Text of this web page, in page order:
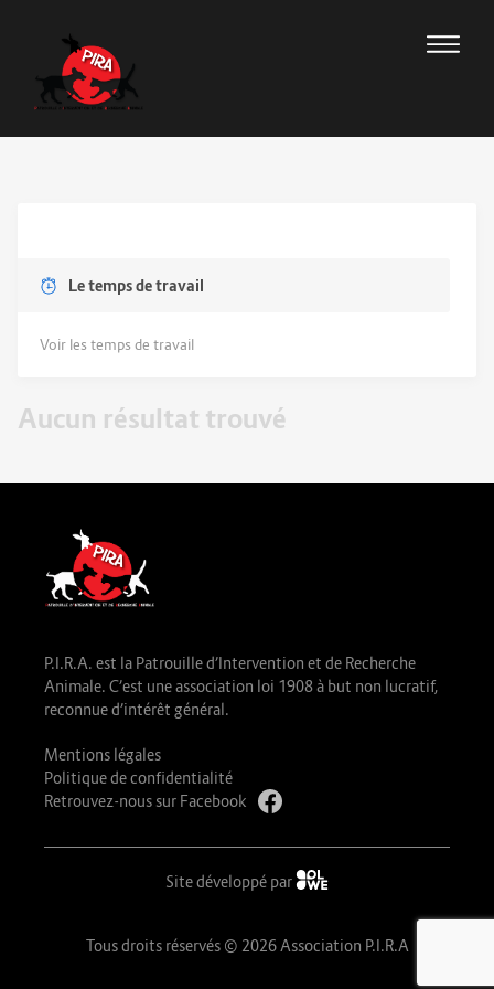
Le temps de travail
Voir les temps de travail
Aucun résultat trouvé
P.I.R.A. est la Patrouille d’Intervention et de Recherche
Animale. C’est une association loi 1908 à but non lucratif,
reconnue d’intérêt général.
Mentions légales
Politique de confidentialité
Retrouvez-nous sur Facebook
Site développé par
Tous droits réservés © 2026 Association P.I.R.A